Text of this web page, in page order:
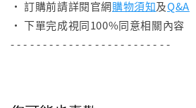
• 訂購前請詳閱官網購物須知及Q&A
• 下單完成視同100%同意相關內容
- - - - - - - - - - - - - - - - - - - - - - - - -